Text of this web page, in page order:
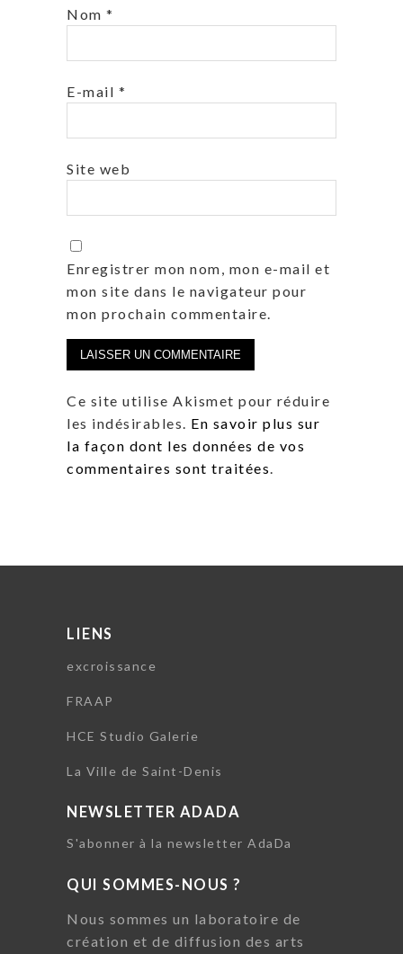
Nom *
E-mail *
Site web
Enregistrer mon nom, mon e-mail et
mon site dans le navigateur pour
mon prochain commentaire.
Ce site utilise Akismet pour réduire
les indésirables. En savoir plus sur
la façon dont les données de vos
commentaires sont traitées.
LIENS
excroissance
FRAAP
HCE Studio Galerie
La Ville de Saint-Denis
NEWSLETTER ADADA
S'abonner à la newsletter AdaDa
QUI SOMMES-NOUS ?
Nous sommes un laboratoire de
création et de diffusion des arts